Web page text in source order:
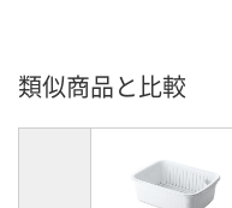
類似商品と比較